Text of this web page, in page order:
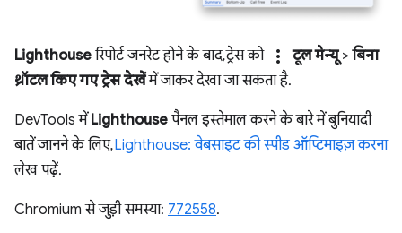
Lighthouse रिपोर्ट जनरेट होने के बाद, ट्रेस को more_vert टूल मेन्यू>बिना
थ्रॉटल किए गए ट्रेस देखेंमें जाकर देखा जा सकता है.
DevTools में Lighthouse पैनल इस्तेमाल करने के बारे में बुनियादी
बातें जानने के लिए,Lighthouse: वेबसाइट की स्पीड ऑप्टिमाइज़ करना
लेख पढ़ें.
Chromium से जुड़ी समस्या: 772558.